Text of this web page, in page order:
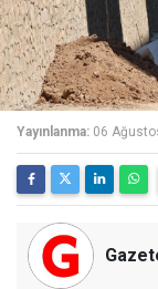
Yayınlanma: 06